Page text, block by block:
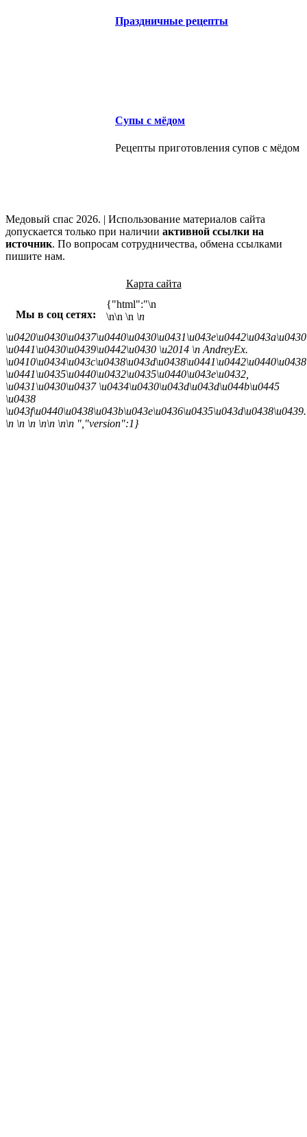
Праздничные рецепты
Супы с мёдом
Рецепты приготовления супов с мёдом
Медовый спас 2026. | Использование материалов сайта
допускается только при наличии активной ссылки на
источник. По вопросам сотрудничества, обмена ссылками
пишите нам.
Карта сайта
Мы в соц сетях:
{"html":"\n
\n\n \n \n
\u0420\u0430\u0437\u0440\u0430\u0431\u043e\u0442\u043a\u0430
\u0441\u0430\u0439\u0442\u0430 \u2014 \n AndreyEx.
\u0441\u0435\u0440\u0432\u0435\u0440\u043e\u0432,
\u0431\u0430\u0437 \u0434\u0430\u043d\u043d\u044b\u0445
\u0438
\n \n \n \n\n \n\n ","version":1}